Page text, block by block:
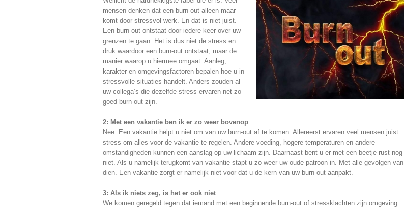
mensen denken dat een burn-out alleen maar
komt door stressvol werk. En dat is niet juist.
Een burn-out ontstaat door iedere keer over uw
grenzen te gaan. Het is dus niet de stress en
druk waardoor een burn-out ontstaat, maar de
manier waarop u hiermee omgaat. Aanleg,
karakter en omgevingsfactoren bepalen hoe u in
stressvolle situaties handelt. Anders zouden al
uw collega’s die dezelfde stress ervaren net zo
goed burn-out zijn.
2: Met een vakantie ben ik er zo weer bovenop
Nee. Een vakantie helpt u niet om van uw burn-out af te komen. Allereerst ervaren veel mensen juist
stress om alles voor de vakantie te regelen. Andere voeding, hogere temperaturen en andere
omstandigheden kunnen een aanslag op uw lichaam zijn. Daarnaast bent u er met een beetje rust nog
niet. Als u namelijk terugkomt van vakantie stapt u zo weer uw oude patroon in. Met alle gevolgen van
dien. Een vakantie zorgt er namelijk niet voor dat u de kern van uw burn-out aanpakt.
3: Als ik niets zeg, is het er ook niet
We komen geregeld tegen dat iemand met een beginnende burn-out of stressklachten zijn omgeving